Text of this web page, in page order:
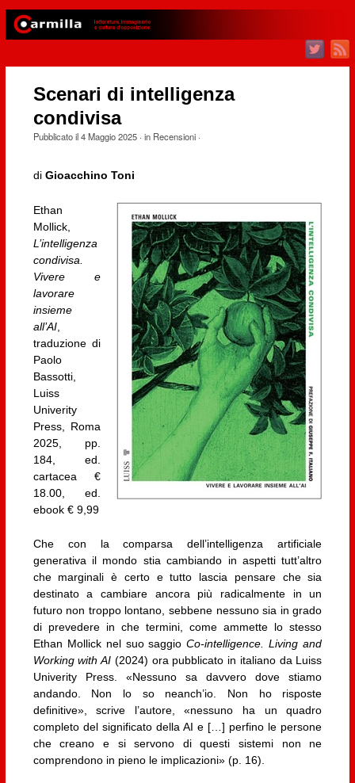
Scenari di intelligenza
condivisa
Pubblicato il4 Maggio 2025· in Recensioni·
di Gioacchino Toni
Ethan
Mollick,
L’intelligenza
condivisa.
Vivere e
lavorare
insieme
all’AI,
traduzione di
Paolo
Bassotti,
Luiss
Univerity
Press, Roma
2025, pp.
184, ed.
cartacea €
18.00, ed.
ebook € 9,99
Che con la comparsa dell’intelligenza artificiale
generativa il mondo stia cambiando in aspetti tutt’altro
che marginali è certo e tutto lascia pensare che sia
destinato a cambiare ancora più radicalmente in un
futuro non troppo lontano, sebbene nessuno sia in grado
di prevedere in che termini, come ammette lo stesso
Ethan Mollick nel suo saggioCo-intelligence. Living and
Working with AI (2024) ora pubblicato in italiano da Luiss
Univerity Press. «Nessuno sa davvero dove stiamo
andando. Non lo so neanch’io. Non ho risposte
definitive», scrive l’autore, «nessuno ha un quadro
completo del significato della AI e […] perfino le persone
che creano e si servono di questi sistemi non ne
comprendono in pieno le implicazioni» (p. 16).